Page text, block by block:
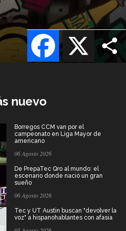
X
Facebook
nuevo
Borregos CCM van por el
campeonato en Liga Mayor de
americano
06 Agosto 2026
De PrepaTec Qro al mundo: el
escenario donde nació un gran
sueño
06 Agosto 2026
Tec y UT Austin buscan "devolver la
voz" a hispanohablantes con afasia